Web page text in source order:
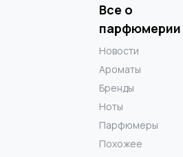
Все о
парфюмерии
Новости
Ароматы
Бренды
Ноты
Парфюмеры
Похожее